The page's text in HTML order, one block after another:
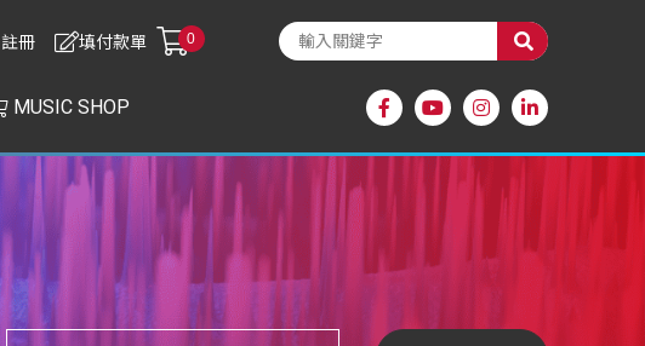
註冊 0
填付款單
MUSIC SHOP